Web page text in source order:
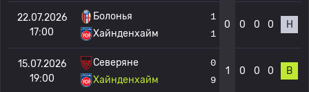
22.07.2026
17:00
Болонья
Хайнденхайм
1
1
0 0 0 0 Н
15.07.2026
19:00
Северяне
Хайнденхайм
0
9
1 0 0 0 В